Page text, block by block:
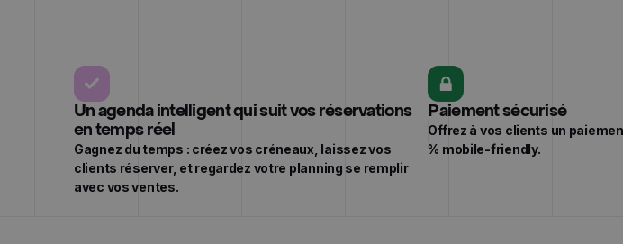
Un agenda intelligent qui suit vos réservations
en temps réel
Gagnez du temps : créez vos créneaux, laissez vos
clients réserver, et regardez votre planning se remplir
avec vos ventes.
Paiement sécurisé
Offrez à vos clients un
% mobile-friendly.